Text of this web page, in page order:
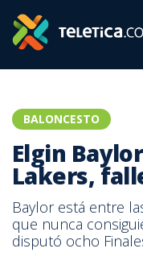
BALONCESTO
Elgin
Lakers,
Baylor está entre
que nunca
disputó ocho